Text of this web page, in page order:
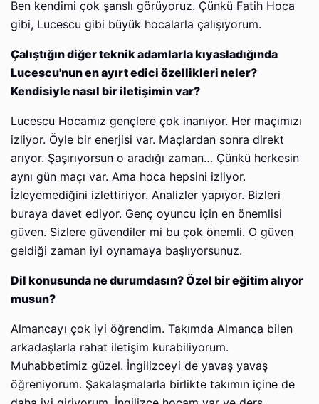
Ben kendimi çok şanslı görüyoruz. Çünkü Fatih Hoca
gibi, Lucescu gibi büyük hocalarla çalışıyorum.
Çalıştığın diğer teknik adamlarla kıyasladığında
Lucescu'nun en ayırt edici özellikleri neler?
Kendisiyle nasıl bir iletişimin var?
Lucescu Hocamız gençlere çok inanıyor. Her maçımızı
izliyor. Öyle bir enerjisi var. Maçlardan sonra direkt
arıyor. Şaşırıyorsun o aradığı zaman… Çünkü herkesin
aynı gün maçı var. Ama hoca hepsini izliyor.
İzleyemediğini izlettiriyor. Analizler yapıyor. Bizleri
buraya davet ediyor. Genç oyuncu için en önemlisi
güven. Sizlere güvendiler mi bu çok önemli. O güven
geldiği zaman iyi oynamaya başlıyorsunuz.
Dil konusunda ne durumdasın? Özel bir eğitim alıyor
musun?
Almancayı çok iyi öğrendim. Takımda Almanca bilen
arkadaşlarla rahat iletişim kurabiliyorum.
Muhabbetimiz güzel. İngilizceyi de yavaş yavaş
öğreniyorum. Şakalaşmalarla birlikte takımın içine de